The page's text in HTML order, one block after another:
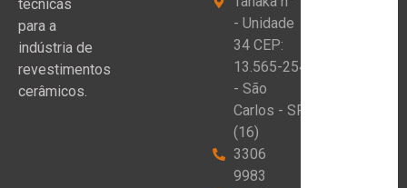
técnicas
para a
indústria de
revestimentos
cerâmicos.
- Unidade
34 CEP:
13.565-254
- São
Carlos - SP
(16)
3306
9983